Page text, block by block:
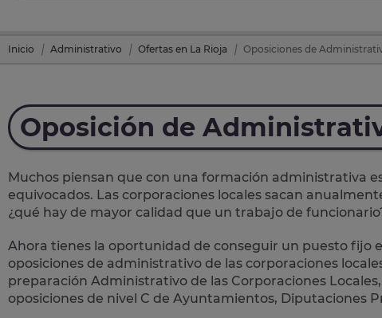
Inicio Administrativo Ofertas en La Rioja Oposiciones de
Oposición de
Muchos piensan que con una formación administrativa
equivocados. Las corporaciones locales sacan
¿qué hay de mayor calidad que un trabajo de
Ahora tienes la oportunidad de conseguir un puesto fijo
oposiciones de administrativo de las corporaciones
preparación Administrativo de las Corporaciones
oposiciones de nivel C de Ayuntamientos, Diputaciones